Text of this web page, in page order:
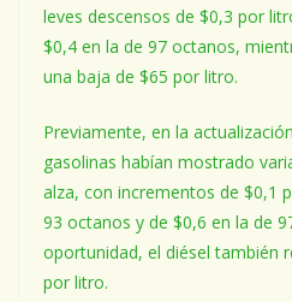
leves descensos de $0,3 por
$0,4 en la de 97 octanos,
una baja de $65 por litro.
Previamente, en la
gasolinas habían mostrado
alza, con incrementos de $0,1
93 octanos y de $0,6 en la de
oportunidad, el diésel también
por litro.